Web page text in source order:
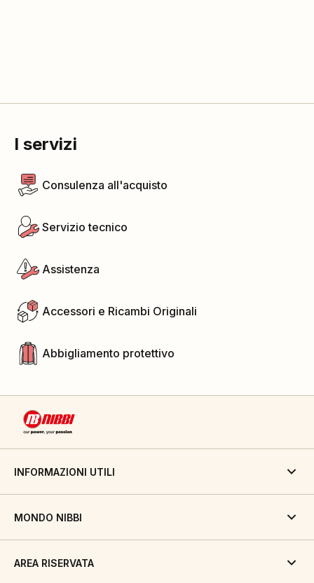
I servizi
Consulenza all'acquisto
Servizio tecnico
Assistenza
Accessori e Ricambi Originali
Abbigliamento protettivo
INFORMAZIONI UTILI
MONDO NIBBI
AREA RISERVATA